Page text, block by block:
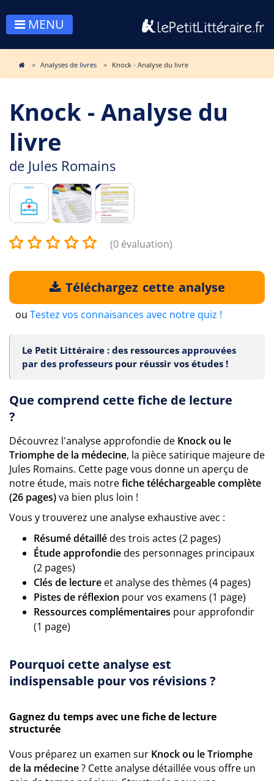
MENU
Analyses de livres Knock - Analyse du livre
Knock - Analyse du
livre
de Jules Romains
(0 évaluation)
Téléchargez cette analyse
ou Testez vos connaisances avec notre quiz !
Le Petit Littéraire : des ressources approuvées
par des professeurs pour réussir vos études !
Que comprend cette fiche de lecture
?
Découvrez l'analyse approfondie de Knock ou le
Triomphe de la médecine, la pièce satirique majeure de
Jules Romains. Cette page vous donne un aperçu de
notre étude, mais notrefiche téléchargeable complète
(26 pages)va bien plus loin !
Vous y trouverez une analyse exhaustive avec :
Résumé détaillédes trois actes (2 pages)
Étude approfondiedes personnages principaux
(2 pages)
Clés de lecture et analyse des thèmes (4 pages)
Pistes de réflexion pour vos examens (1 page)
Ressources complémentaires pour approfondir
(1 page)
Pourquoi cette analyse est
indispensable pour vos révisions ?
Gagnez du temps avec une fiche de lecture
structurée
Vous préparez un examen sur Knock ou le Triomphe
de la médecine? Cette analyse détaillée vous offre un